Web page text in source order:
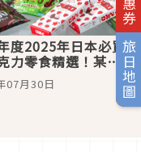
旅日地圖
度2025年日本必買
力零食精選！某樣
賣了60年？還有幾
灣竟買不到？
07月30日